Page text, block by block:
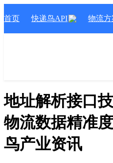
首页 快递鸟API 物流方
地址解析接口
物流数据精准
鸟产业资讯